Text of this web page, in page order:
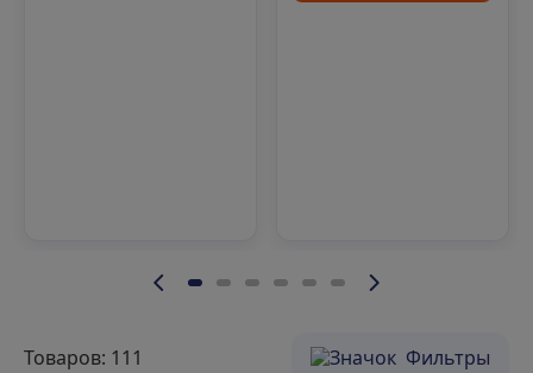
Товаров: 111 Фильтры